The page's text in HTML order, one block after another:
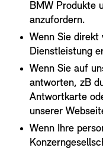
BMW Produkte
anzufordern.
Wenn Sie direkt
Dienstleistung
Wenn Sie auf
antworten, zB
Antwortkarte
unserer
Wenn Ihre